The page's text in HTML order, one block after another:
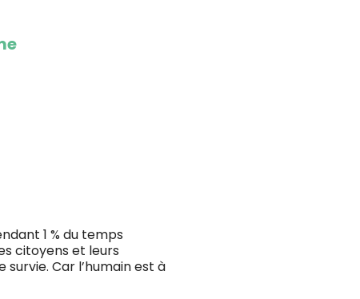
1 % du temps
citoyens et leurs
Car l’humain est à